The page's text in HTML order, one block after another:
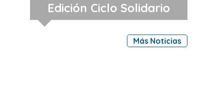
Edición Ciclo Solidario
Más Noticias